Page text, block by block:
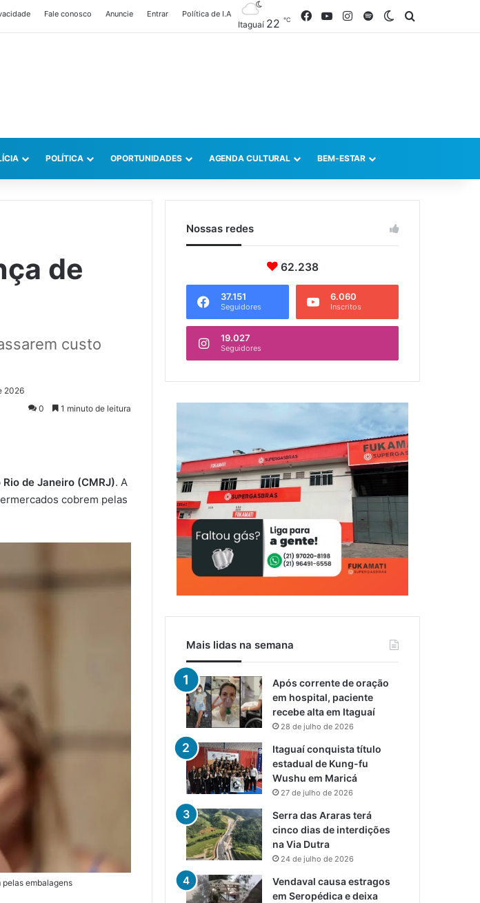
Fale conosco Anuncie Entrar Política de I.A
Itaguaí 22 ℃ FacebookYouTubeInstagram
SpotifySwitch skin
POLÍTICA OPORTUNIDADES AGENDA CULTURAL BEM-ESTAR
de
custo
2026
0
1 minuto de leitura
de Janeiro (CMRJ). A
cobrem pelas
embalagens
Nossas redes
62.238
37.151
Seguidores
6.060
Inscritos
19.027
Seguidores
Mais lidas na semana
Após corrente de oração
em hospital, paciente
recebe alta em Itaguaí
28 de julho de 2026
Itaguaí conquista título
estadual de Kung-fu
Wushu em Maricá
27 de julho de 2026
Serra das Araras terá
cinco dias de interdições
na Via Dutra
24 de julho de 2026
Vendaval causa estragos
em Seropédica e deixa